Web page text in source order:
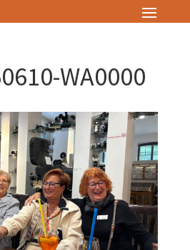
WA0000